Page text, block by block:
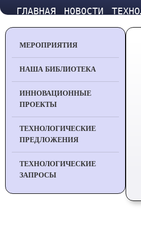
ГЛАВНАЯ НОВОСТИ
МЕРОПРИЯТИЯ
НАША БИБЛИОТЕКА
ИННОВАЦИОННЫЕ
ПРОЕКТЫ
ТЕХНОЛОГИЧЕСКИЕ
ПРЕДЛОЖЕНИЯ
ТЕХНОЛОГИЧЕСКИЕ
ЗАПРОСЫ